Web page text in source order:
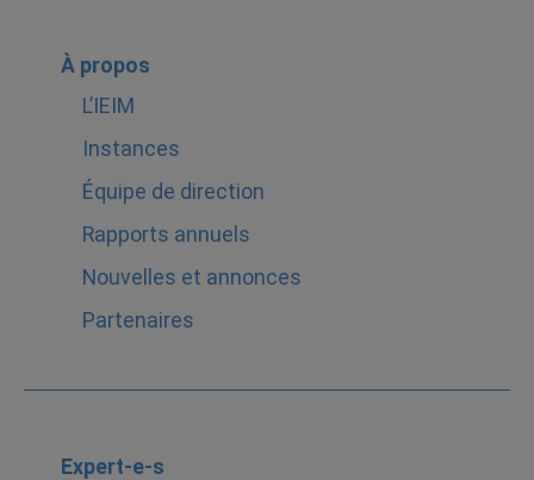
À propos
L’IEIM
Instances
Équipe de direction
Rapports annuels
Nouvelles et annonces
Partenaires
Expert-e-s